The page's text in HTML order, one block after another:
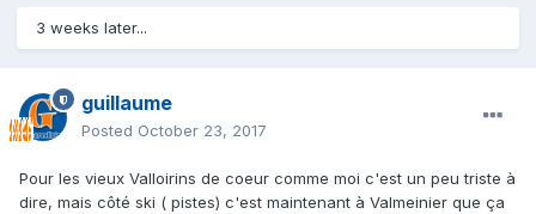
3 weeks later...
guillaume
Posted October 23, 2017
Pour les vieux Valloirins de coeur comme moi c'est un peu triste à
dire, mais côté ski ( pistes) c'est maintenant à Valmeinier que ça